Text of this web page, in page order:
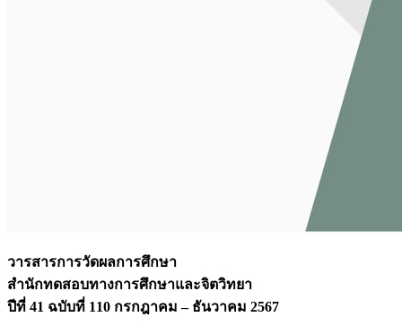
วารสารการวัดผลการศึกษา
สำนักทดสอบทางการศึกษาและจิตวิทยา
ปีที่ 41 ฉบับที่ 110 กรกฎาคม – ธันวาคม 2567